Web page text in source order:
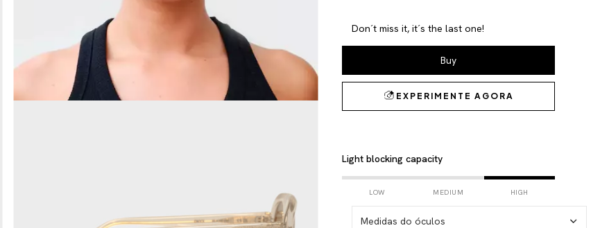
Don´t miss it, it´s the last one!
Light blocking capacity
LOW MEDIUM HIGH
Medidas do óculos